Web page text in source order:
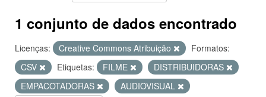
1 conjunto de dados encontrado
Licenças: Creative Commons Atribuição
Formatos:
CSV
Etiquetas: FILME
DISTRIBUIDORAS
EMPACOTADORAS
AUDIOVISUAL